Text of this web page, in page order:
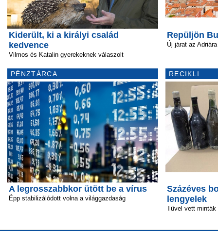
Kiderült, ki a királyi család
kedvence
Vilmos és Katalin gyerekeknek válaszolt
PÉNZTÁRCA
A legrosszabbkor ütött be a vírus
Épp stabilizálódott volna a világgazdaság
Repüljön
Új járat az Adriára
RECIKLI
Százéves
lengyelek
Tűvel vett minták